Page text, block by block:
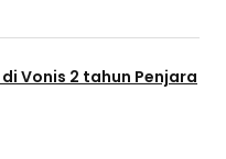
Vonis 2 tahun Penjara